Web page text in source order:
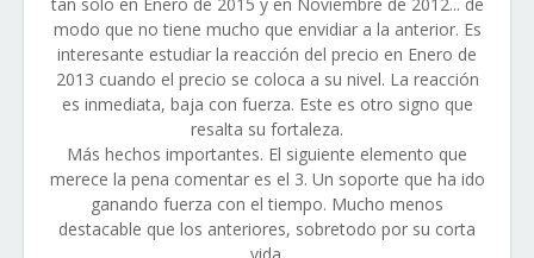
modo que no tiene mucho que envidiar a la anterior. Es
interesante estudiar la reacción del precio en Enero de
2013 cuando el precio se coloca a su nivel. La reacción
es inmediata, baja con fuerza. Este es otro signo que
resalta su fortaleza.
Más hechos importantes. El siguiente elemento que
merece la pena comentar es el 3. Un soporte que ha ido
ganando fuerza con el tiempo. Mucho menos
destacable que los anteriores, sobretodo por su corta